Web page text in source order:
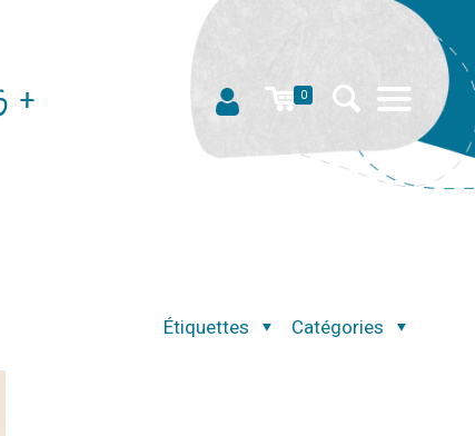
+ 0
Catégories
Étiquettes